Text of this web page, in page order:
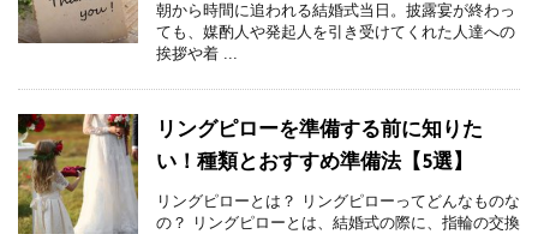
朝から時間に追われる結婚式当日。披露宴が終わっ
ても、媒酌人や発起人を引き受けてくれた人達への
挨拶や着 ...
リングピローを準備する前に知りた
い！種類とおすすめ準備法【5選】
リングピローとは？ リングピローってどんなものな
の？ リングピローとは、結婚式の際に、指輪の交換